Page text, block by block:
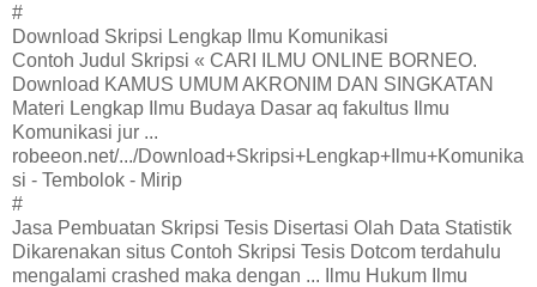
#
Download Skripsi Lengkap Ilmu Komunikasi
Contoh Judul Skripsi « CARI ILMU ONLINE BORNEO.
Download KAMUS UMUM AKRONIM DAN SINGKATAN
Materi Lengkap Ilmu Budaya Dasar aq fakultus Ilmu
Komunikasi jur ...
robeeon.net/.../Download+Skripsi+Lengkap+Ilmu+Komunika
si - Tembolok - Mirip
#
Jasa Pembuatan Skripsi Tesis Disertasi Olah Data Statistik
Dikarenakan situs Contoh Skripsi Tesis Dotcom terdahulu
mengalami crashed maka dengan ... Ilmu Hukum Ilmu